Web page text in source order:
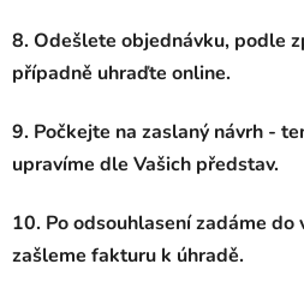
8. Odešlete objednávku, podle
případně uhraďte online.
9. Počkejte na zaslaný návrh -
upravíme dle Vašich představ.
10. Po odsouhlasení zadáme do
zašleme fakturu k úhradě.